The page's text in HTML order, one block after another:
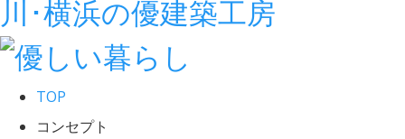
川･横浜の優建築工房
TOP
コンセプト